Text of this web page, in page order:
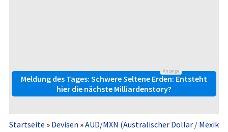
Anzeige
Meldung des Tages: Schwere Seltene Erden: Entsteht
hier die nächste Milliardenstory?
Startseite » Devisen »AUD/MXN (Australischer Dollar /